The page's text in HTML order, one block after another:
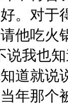
。对于
他吃火
说我也
道就说
年那个